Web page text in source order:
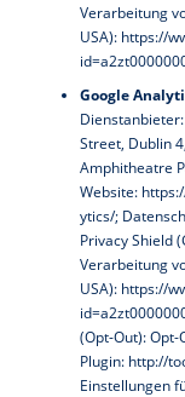
Verarbeitung
USA): https://
Google
Street, Dublin
Amphitheatre
Website:
ytics/;
Privacy Shield
Verarbeitung
USA): https://
(Opt-Out): Opt-
Plugin: http://
Einstellungen